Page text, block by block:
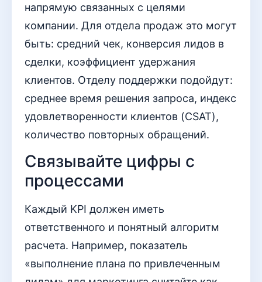
напрямую связанных с целями
компании. Для отдела продаж это могут
быть: средний чек, конверсия лидов в
сделки, коэффициент удержания
клиентов. Отделу поддержки подойдут:
среднее время решения запроса, индекс
удовлетворенности клиентов (CSAT),
количество повторных обращений.
Связывайте цифры с
процессами
Каждый KPI должен иметь
ответственного и понятный алгоритм
расчета. Например, показатель
«выполнение плана по привлеченным